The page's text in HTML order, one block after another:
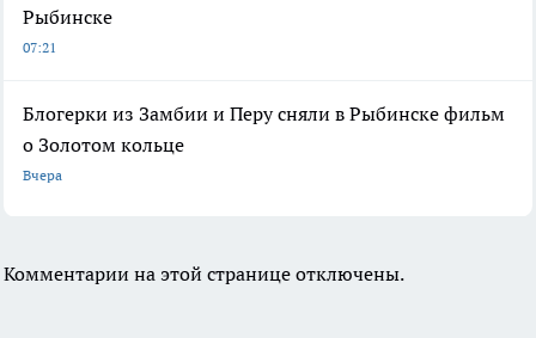
Рыбинске
07:21
Блогерки из Замбии и Перу сняли в Рыбинске фильм
о Золотом кольце
Вчера
Комментарии на этой странице отключены.